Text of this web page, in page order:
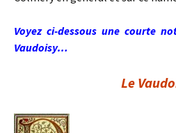
Voyez ci-dessous une courte
Vaudoisy…
Le